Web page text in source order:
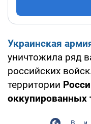
Украинская
уничтожила ряд
российских
территории
оккупированных